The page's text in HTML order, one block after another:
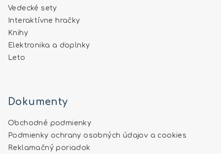
Vedecké sety
Interaktívne hračky
Knihy
Elektronika a doplnky
Leto
Dokumenty
Obchodné podmienky
Podmienky ochrany osobných údajov a cookies
Reklamačný poriadok